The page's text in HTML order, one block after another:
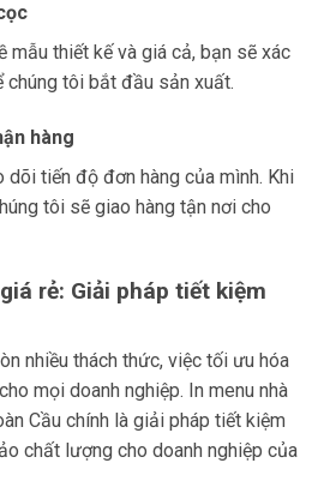
mẫu thiết kế và giá cả, bạn sẽ xác
chúng tôi bắt đầu sản xuất.
hàng
dõi tiến độ đơn hàng của mình. Khi
tôi sẽ giao hàng tận nơi cho
rẻ: Giải pháp tiết kiệm
nhiều thách thức, việc tối ưu hóa
mọi doanh nghiệp. In menu nhà
Cầu chính là giải pháp tiết kiệm
chất lượng cho doanh nghiệp của